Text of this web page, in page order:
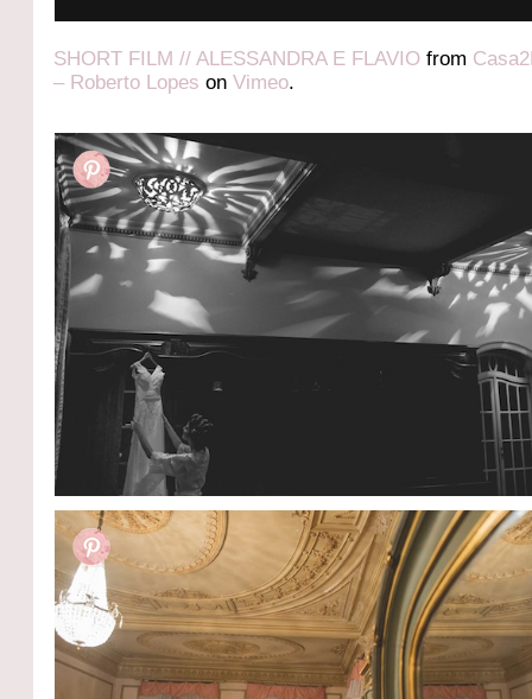
SHORT FILM // ALESSANDRA E FLAVIO from
– Roberto Lopes onVimeo.